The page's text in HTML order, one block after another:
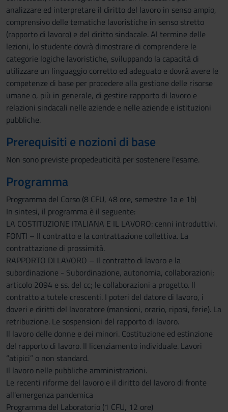
analizzare ed interpretare il diritto del lavoro in senso ampio,
comprensivo delle tematiche lavoristiche in senso stretto
(rapporto di lavoro) e del diritto sindacale. Al termine delle
lezioni, lo studente dovrà dimostrare di comprendere le
categorie logiche lavoristiche, sviluppando la capacità di
utilizzare un linguaggio corretto ed adeguato e dovrà avere le
competenze di base per procedere alla gestione delle risorse
umane o, più in generale, di gestire rapporto di lavoro e
relazioni sindacali nelle aziende e nelle aziende e istituzioni
pubbliche.
Prerequisiti e nozioni di base
Non sono previste propedeuticità per sostenere l'esame.
Programma
Programma del Corso (8 CFU, 48 ore, semestre 1a e 1b)
In sintesi, il programma è il seguente:
LA COSTITUZIONE ITALIANA E IL LAVORO: cenni introduttivi.
FONTI – Il contratto e la contrattazione collettiva. La
contrattazione di prossimità.
RAPPORTO DI LAVORO – Il contratto di lavoro e la
subordinazione - Subordinazione, autonomia, collaborazioni;
articolo 2094 e ss. del cc; le collaborazioni a progetto. Il
contratto a tutele crescenti. I poteri del datore di lavoro, i
doveri e diritti del lavoratore (mansioni, orario, riposi, ferie). La
retribuzione. Le sospensioni del rapporto di lavoro.
Il lavoro delle donne e dei minori. Costituzione ed estinzione
del rapporto di lavoro. Il licenziamento individuale. Lavori
“atipici” o non standard.
Il lavoro nelle pubbliche amministrazioni.
Le recenti riforme del lavoro e il diritto del lavoro di fronte
all'emergenza pandemica
Programma del Laboratorio (1 CFU, 12 ore)